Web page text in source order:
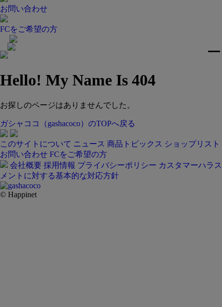
お問い合わせ
FCをご希望の方
Hello! My Name Is 404
お探しのページはありませんでした。
ガシャココ（gashacoco）のTOPへ戻る
このサイトについて ニュース 商品トピックス ショップリスト
お問い合わせ FCをご希望の方
会社概要 採用情報 プライバシーポリシー カスタマーハラス
メントに対する基本的な対応方針
© Happinet